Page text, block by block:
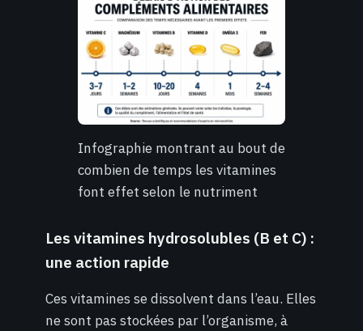
Infographie montrant au bout de
combien de temps les vitamines
font effet selon le nutriment
Les vitamines hydrosolubles (B et C) :
une action rapide
Ces vitamines se dissolvent dans l’eau. Elles
ne sont pas stockées par l’organisme, à